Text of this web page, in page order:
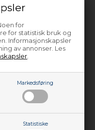
for
for statistisk bruk og
Informasjonskapsler
av annonser. Les
Markedsføring
Statistiske
Kulelager, løse